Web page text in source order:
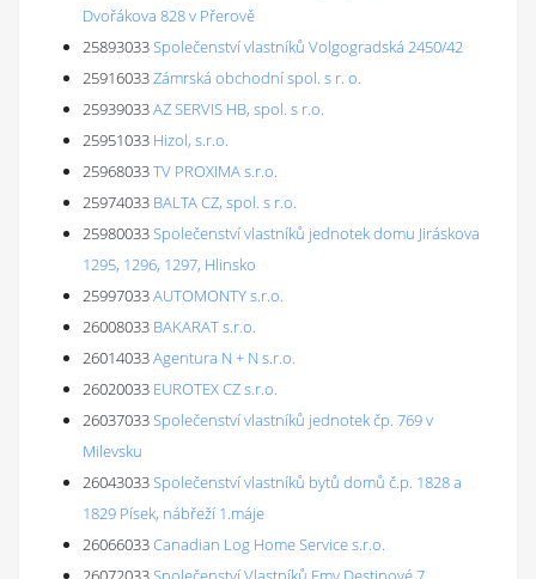
Dvořákova 828 v Přerově
25893033Společenství vlastníků Volgogradská 2450/42
25916033Zámrská obchodní spol. s r. o.
25939033AZ SERVIS HB, spol. s r.o.
25951033 Hizol, s.r.o.
25968033TV PROXIMA s.r.o.
25974033 BALTA CZ, spol. s r.o.
25980033Společenství vlastníků jednotek domu Jiráskova
1295, 1296, 1297, Hlinsko
25997033AUTOMONTY s.r.o.
26008033 BAKARAT s.r.o.
26014033Agentura N + N s.r.o.
26020033 EUROTEX CZ s.r.o.
26037033Společenství vlastníků jednotek čp. 769 v
Milevsku
26043033Společenství vlastníků bytů domů č.p. 1828 a
1829 Písek, nábřeží 1.máje
26066033Canadian Log Home Service s.r.o.